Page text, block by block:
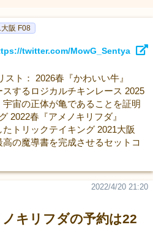
阪 F08
twitter.com/MowG_Sentya
スト： 2026春『かわいい牛』
するロジカルチキンレース 2025
の正体が亀であることを証明
2022春『アメノキリフダ』
トリックテイキング 2021大阪
の魔導書を完成させるセットコ
ノキリフダの予約は22
2022/4/20 21:20